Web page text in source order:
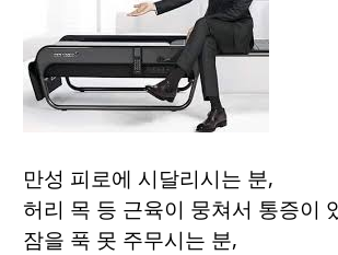
만성 피로에 시달리시는 분,
허리 목 등 근육이 뭉쳐서 통증이
잠을 푹 못 주무시는 분,